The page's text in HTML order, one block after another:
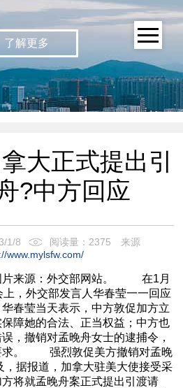
了解更多
大正式提出引
?中方回应
1/8 阅读量：2375
来源
www.mylsfw.com/
片来源：外交部网站。 在1月
，外交部发言人华春莹一一回应
春莹当天表示，中方敦促加方立
障她的合法、正当权益；中方也
，撤销对孟晚舟女士的逮捕令，
求。 强烈敦促美方撤销对孟晚
报道，加拿大驻美大使接受采
将就孟晚舟案正式提出引渡请